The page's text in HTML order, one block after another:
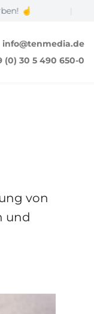
|
info@tenmedia.de
(0) 30 5 490 650-0
von
und